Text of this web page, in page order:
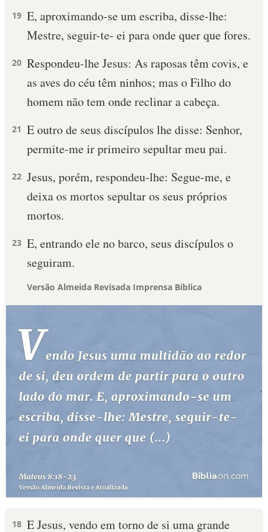
19 E, aproximando-se um escriba, disse-lhe:
Mestre, seguir-te- ei para onde quer que fores.
20 Respondeu-lhe Jesus: As raposas têm covis, e
as aves do céu têm ninhos; mas o Filho do
homem não tem onde reclinar a cabeça.
21 E outro de seus discípulos lhe disse: Senhor,
permite-me ir primeiro sepultar meu pai.
22 Jesus, porém, respondeu-lhe: Segue-me, e
deixa os mortos sepultar os seus próprios
mortos.
23 E, entrando ele no barco, seus discípulos o
seguiram.
Versão Almeida Revisada Imprensa Bíblica
18 E Jesus, vendo em torno de si uma grande